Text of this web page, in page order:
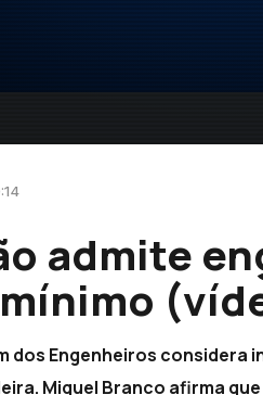
admite
dos Engenheiros considera
Miguel Branco afirma